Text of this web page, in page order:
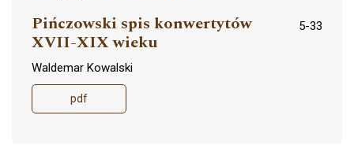
Pińczowski spis konwertytów
XVII-XIX wieku
5-33
Waldemar Kowalski
pdf